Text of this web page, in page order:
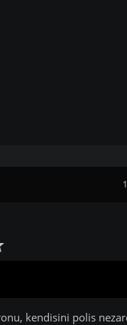
kendisini polis